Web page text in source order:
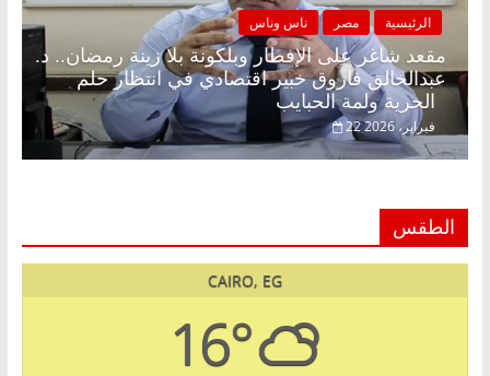
الرئيسية مصر ناس وناس
مقعد شاغر على الإفطار وبلكونة بلا زينة رمضان.. د.
عبدالخالق فاروق خبير اقتصادي في انتظار حلم
22 فبراير، 2026
الطقس
CAIRO, EG
16°